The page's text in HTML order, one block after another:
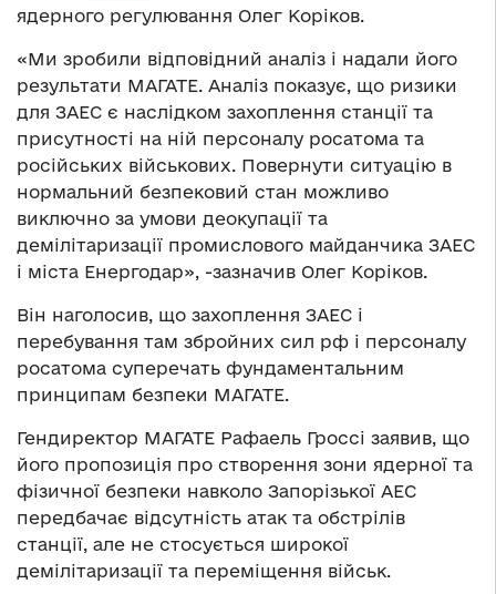
ядерного регулювання Олег Коріков.
«Ми зробили відповідний аналіз і надали його
результати МАГАТЕ. Аналіз показує, що ризики
для ЗАЕС є наслідком захоплення станції та
присутності на ній персоналу росатома та
російських військових. Повернути ситуацію в
нормальний безпековий стан можливо
виключно за умови деокупації та
демілітаризації промислового майданчика ЗАЕС
і міста Енергодар», -зазначив Олег Коріков.
Він наголосив, що захоплення ЗАЕС і
перебування там збройних сил рф і персоналу
росатома суперечать фундаментальним
принципам безпеки МАГАТЕ.
Гендиректор МАГАТЕ Рафаель Гроссі заявив, що
його пропозиція про створення зони ядерної та
фізичної безпеки навколо Запорізької АЕС
передбачає відсутність атак та обстрілів
станції, але не стосується широкої
демілітаризації та переміщення військ.